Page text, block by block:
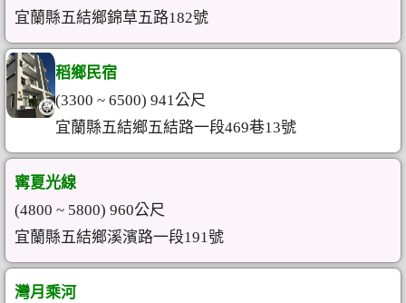
宜蘭縣五結鄉錦草五路182號
稻鄉民宿
(3300 ~ 6500) 941公尺
宜蘭縣五結鄉五結路一段469巷13號
寗夏光線
(4800 ~ 5800) 960公尺
宜蘭縣五結鄉溪濱路一段191號
灣月乘河